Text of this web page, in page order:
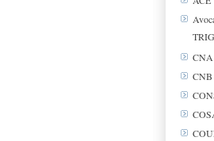
CNA
CNB